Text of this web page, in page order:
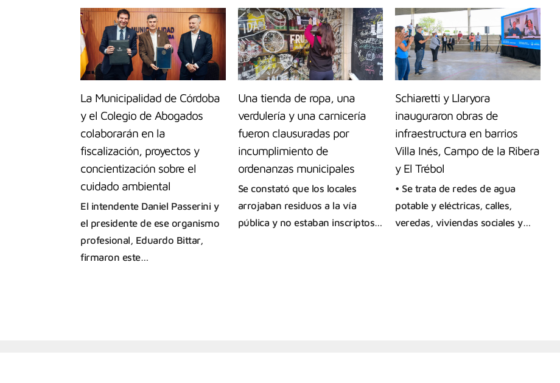
La Municipalidad de Córdoba
y el Colegio de Abogados
colaborarán en la
fiscalización, proyectos y
concientización sobre el
cuidado ambiental
El intendente Daniel Passerini y
el presidente de ese organismo
profesional, Eduardo Bittar,
firmaron este…
Una tienda de ropa, una
verdulería y una carnicería
fueron clausuradas por
incumplimiento de
ordenanzas municipales
Se constató que los locales
arrojaban residuos a la vía
pública y no estaban inscriptos…
Schiaretti y Llaryora
inauguraron obras de
infraestructura en barrios
Villa Inés, Campo de la Ribera
y El Trébol
• Se trata de redes de agua
potable y eléctricas, calles,
veredas, viviendas sociales y…